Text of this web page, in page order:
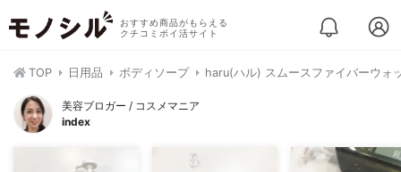
おすすめ商品がもらえる
クチコミポイ活サイト
TOP 日用品 ボディソープ haru(ハル) スムースファイバーウォ
美容ブロガー / コスメマニア
index